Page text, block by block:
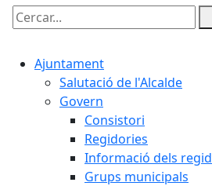
Cercar:
Ajuntament
Salutació de l'Alcalde
Govern
Consistori
Regidories
Informació dels
Grups municipals